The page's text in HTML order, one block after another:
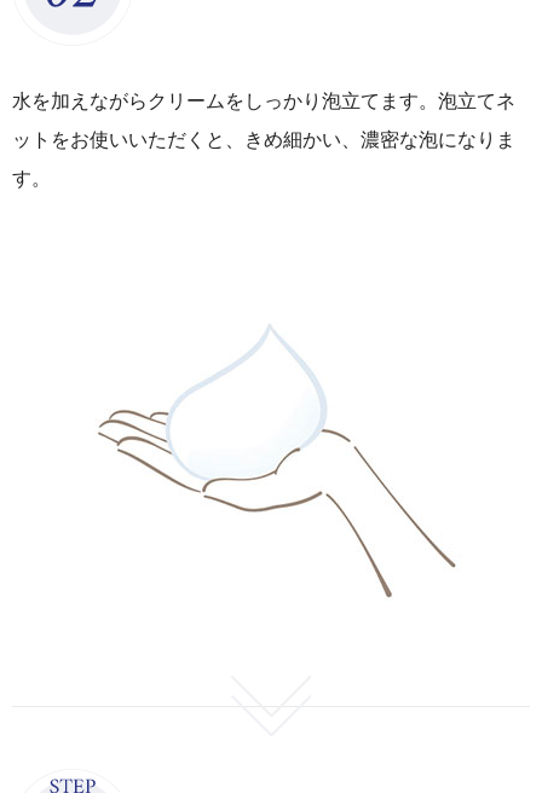
水を加えながらクリームをしっかり泡立てます。泡立てネ
ットをお使いいただくと、きめ細かい、濃密な泡になりま
す。